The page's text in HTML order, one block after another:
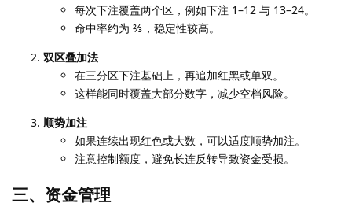
每次下注覆盖两个区，例如下注 1–12 与 13–24。
命中率约为 ⅔，稳定性较高。
双区叠加法
在三分区下注基础上，再追加红黑或单双。
这样能同时覆盖大部分数字，减少空档风险。
顺势加注
如果连续出现红色或大数，可以适度顺势加注。
注意控制额度，避免长连反转导致资金受损。
三、资金管理